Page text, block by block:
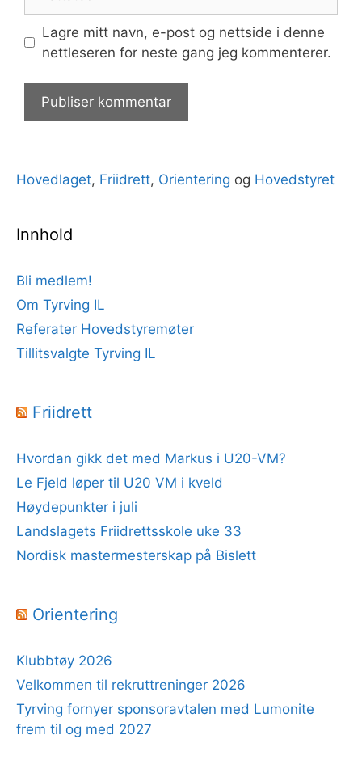
Lagre mitt navn, e-post og nettside i denne
nettleseren for neste gang jeg kommenterer.
Hovedlaget, Friidrett, Orientering og Hovedstyret
Innhold
Bli medlem!
Om Tyrving IL
Referater Hovedstyremøter
Tillitsvalgte Tyrving IL
Friidrett
Hvordan gikk det med Markus i U20-VM?
Le Fjeld løper til U20 VM i kveld
Høydepunkter i juli
Landslagets Friidrettsskole uke 33
Nordisk mastermesterskap på Bislett
Orientering
Klubbtøy 2026
Velkommen til rekruttreninger 2026
Tyrving fornyer sponsoravtalen med Lumonite
frem til og med 2027